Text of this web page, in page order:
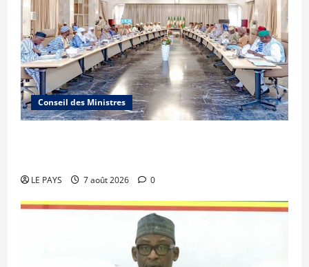
Conseil des Ministres
LE PAYS 7 août 2026 0